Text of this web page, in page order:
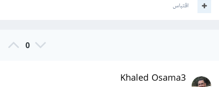
اقتباس
0
Khaled Osama3